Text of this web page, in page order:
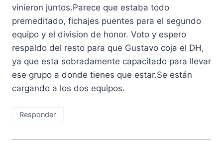
vinieron juntos.Parece que estaba todo
premeditado, fichajes puentes para el segundo
equipo y el division de honor. Voto y espero
respaldo del resto para que Gustavo coja el DH,
ya que esta sobradamente capacitado para llevar
ese grupo a donde tienes que estar.Se están
cargando a los dos equipos.
Responder